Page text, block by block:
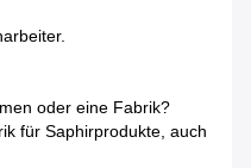
oder eine Fabrik?
für Saphirprodukte, auch